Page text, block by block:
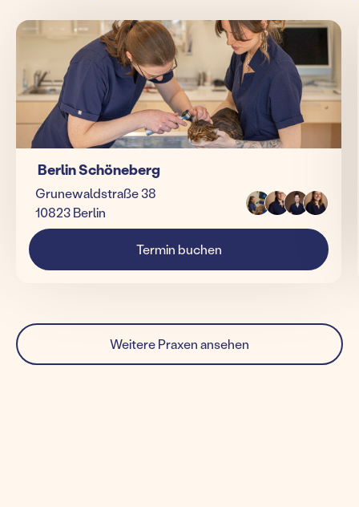
Berlin Schöneberg
Grunewaldstraße 38
10823 Berlin
Termin buchen
Weitere Praxen ansehen